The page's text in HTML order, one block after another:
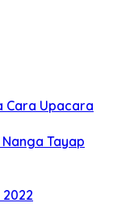
Cara Upacara
Tayap
2022